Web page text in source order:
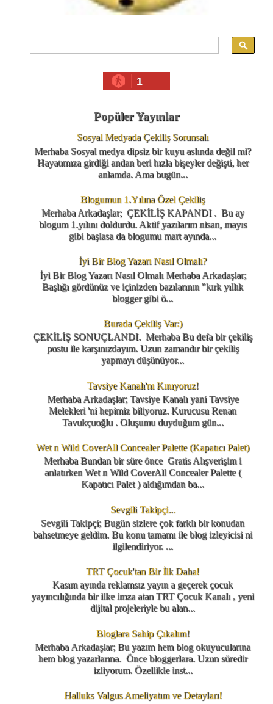
1
Popüler Yayınlar
Sosyal Medyada Çekiliş Sorunsalı
Merhaba Sosyal medya dipsiz bir kuyu aslında değil mi?
Hayatımıza girdiği andan beri hızla bişeyler değişti, her
anlamda. Ama bugün...
Blogumun 1.Yılına Özel Çekiliş
Merhaba Arkadaşlar; ÇEKİLİŞ KAPANDI . Bu ay
blogum 1.yılını doldurdu. Aktif yazılarım nisan, mayıs
gibi başlasa da blogumu mart ayında...
İyi Bir Blog Yazarı Nasıl Olmalı?
İyi Bir Blog Yazarı Nasıl Olmalı Merhaba Arkadaşlar;
Başlığı gördünüz ve içinizden bazılarının "kırk yıllık
blogger gibi ö...
Burada Çekiliş Var:)
ÇEKİLİŞ SONUÇLANDI. Merhaba Bu defa bir çekiliş
postu ile karşınızdayım. Uzun zamandır bir çekiliş
yapmayı düşünüyor...
Tavsiye Kanalı'nı Kınıyoruz!
Merhaba Arkadaşlar; Tavsiye Kanalı yani Tavsiye
Melekleri 'ni hepimiz biliyoruz. Kurucusu Renan
Tavukçuoğlu . Oluşumu duyduğum gün...
Wet n Wild CoverAll Concealer Palette (Kapatıcı Palet)
Merhaba Bundan bir süre önce Gratis Alışverişim i
anlatırken Wet n Wild CoverAll Concealer Palette (
Kapatıcı Palet ) aldığımdan ba...
Sevgili Takipçi...
Sevgili Takipçi; Bugün sizlere çok farklı bir konudan
bahsetmeye geldim. Bu konu tamamı ile blog izleyicisi ni
ilgilendiriyor. ...
TRT Çocuk'tan Bir İlk Daha!
Kasım ayında reklamsız yayın a geçerek çocuk
yayıncılığında bir ilke imza atan TRT Çocuk Kanalı , yeni
dijital projeleriyle bu alan...
Bloglara Sahip Çıkalım!
Merhaba Arkadaşlar; Bu yazım hem blog okuyucularına
hem blog yazarlarına. Önce bloggerlara. Uzun süredir
izliyorum. Özellikle inst...
Halluks Valgus Ameliyatım ve Detayları!